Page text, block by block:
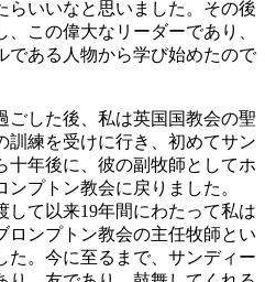
らいいなと思いました。その後
この偉大なリーダーであり、
である人物から学び始めたので
ごした後、私は英国国教会の聖
訓練を受けに行き、初めてサン
十年後に、彼の副牧師としてホ
プトン教会に戻りました。
して以来19年間にわたって私は
ロンプトン教会の主任牧師とい
た。今に至るまで、サンディー